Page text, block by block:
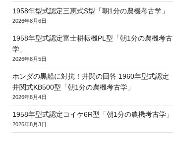
1958年型式認定三恵式S型「朝1分の農機考古学」
2026年8月6日
1958年型式認定富士耕耘機PL型「朝1分の農機考古
学」
2026年8月5日
ホンダの黒船に対抗！井関の回答 1960年型式認定
井関式KB500型「朝1分の農機考古学」
2026年8月4日
1958年型式認定コイケ6R型「朝1分の農機考古学」
2026年8月3日